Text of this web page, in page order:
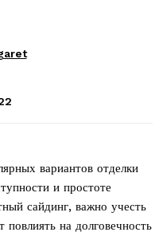
вариантов отделки
и простоте
сайдинг, важно учесть
на долговечность